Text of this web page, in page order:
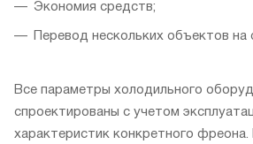
Экономия средств;
Перевод нескольких объектов на
Все параметры холодильного
спроектированы с учетом
характеристик конкретного